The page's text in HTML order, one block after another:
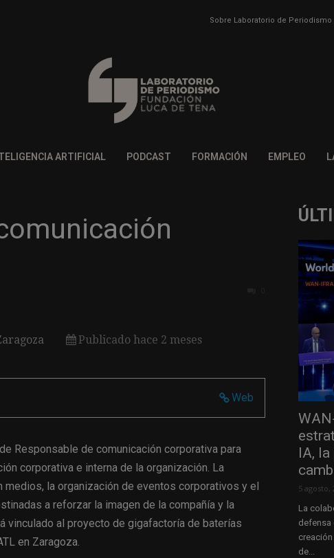
Sobre Laboratorio de Periodismo
ARTIFICIAL PODCAST FORMACIÓN EMPLEO
Publicado hace 2 meses
Web
Responsable de comunicación corporativa para
corporativa e interna de la organización. La
la organización de eventos corporativos y el
a reforzar la imagen de la compañía y la
vinculado al proyecto de gigafactoría de baterías
en Zaragoza.
IA,
5 agosto,
La
defensa
de...